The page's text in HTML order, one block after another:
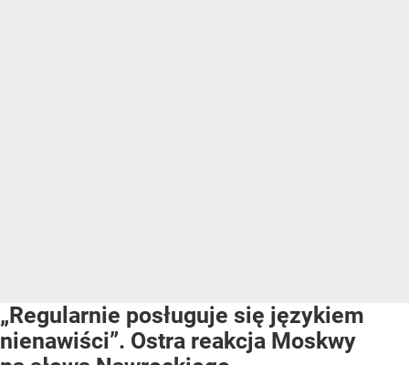
„Regularnie posługuje się językiem
nienawiści”. Ostra reakcja Moskwy